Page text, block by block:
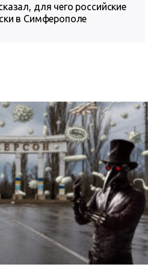
для чего российские
в Симферополе